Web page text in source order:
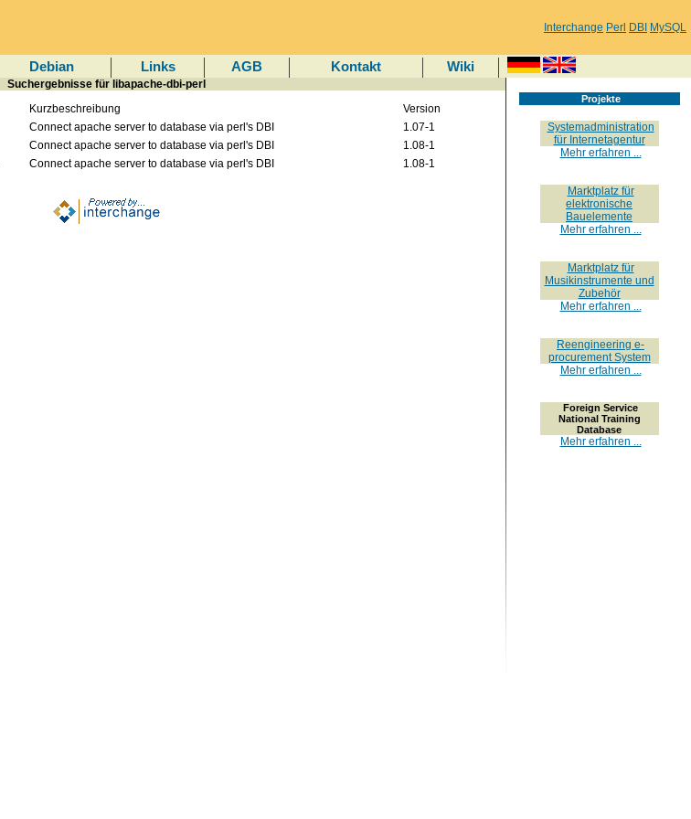
Interchange Perl DBI MySQL
Debian Links AGB Kontakt Wiki
Suchergebnisse für libapache-dbi-perl
Kurzbeschreibung
Version
Connect apache server to database via perl's DBI
1.07-1
Connect apache server to database via perl's DBI
1.08-1
Connect apache server to database via perl's DBI 1.08-1
Projekte
Systemadministration
für Internetagentur
Mehr erfahren ...
Marktplatz für
elektronische
Bauelemente
Mehr erfahren ...
Marktplatz für
Musikinstrumente und
Zubehör
Mehr erfahren ...
Reengineering e-
procurement System
Mehr erfahren ...
Foreign Service
National Training
Database
Mehr erfahren ...